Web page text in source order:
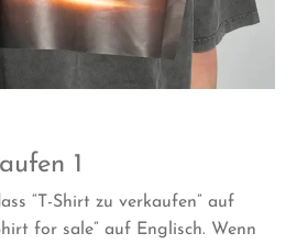
1
“T-Shirt zu verkaufen” auf
for sale” auf Englisch. Wenn